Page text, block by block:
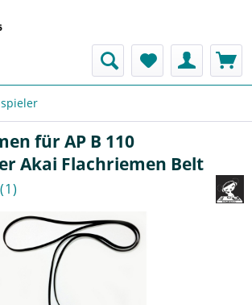
für AP B 110
Akai Flachriemen Belt
(1)